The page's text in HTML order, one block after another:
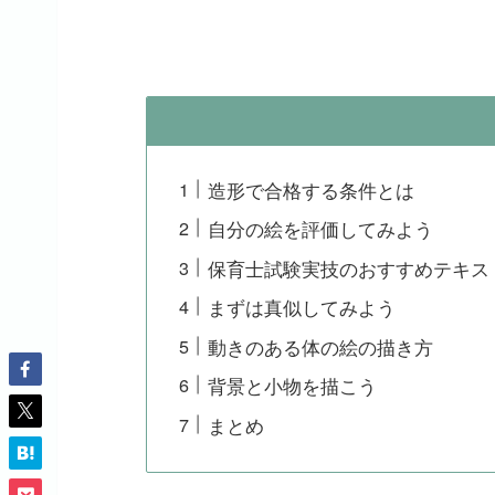
造形で合格する条件とは
自分の絵を評価してみよう
保育士試験実技のおすすめテキス
まずは真似してみよう
動きのある体の絵の描き方
背景と小物を描こう
まとめ